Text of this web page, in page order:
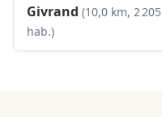
Givrand (10,0 km, 2 205
hab.)